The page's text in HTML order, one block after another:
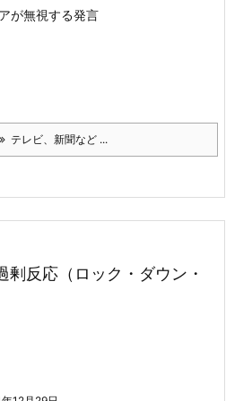
が無視する発言
テレビ、新聞など ...
剰反応（ロック・ダウン・